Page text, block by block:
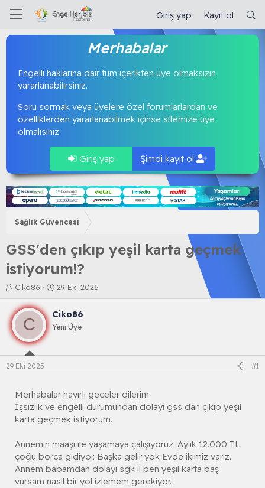
Giriş yap Kayıt ol
Merhabalar
Engelli haklarına dair tüm içerikten üye olmaksızın
yararlanabilirsiniz.
Soru sormak veya üyelere özel forumlarlardan ve
özelliklerden yararlanabilmek içinse sitemize üye
olmalısınız.
Giriş yap Şimdi kayıt ol
Sağlık Güvencesi
GSS'den çıkıp yeşil karta geçmek
istiyorum!?
K
o
n
b
u
y
a
a
t
a
Ciko86
B
a
l
a
ç
a
r
h
29 Eki 2025
C
Ciko86
Yeni Üye
29 Eki 2025 #1
Merhabalar hayırlı geceler dilerim.
İşsizlik ve engelli durumundan dolayı gss dan çıkıp yeşil
karta geçmek istiyorum.
Annemin maaşı ile yaşamaya çalışıyoruz. Aylık 12.000 TL
çoğu borca gidiyor. Başka gelir yok Evde ikimiz varız.
Annem babamdan dolayı sgk lı ben yeşil karta baş
vursam nasıl bir yol izlemem gerekiyor.